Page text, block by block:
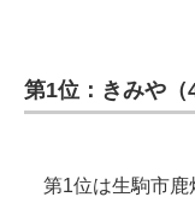
第1位：きみや（
第1位は生駒市鹿